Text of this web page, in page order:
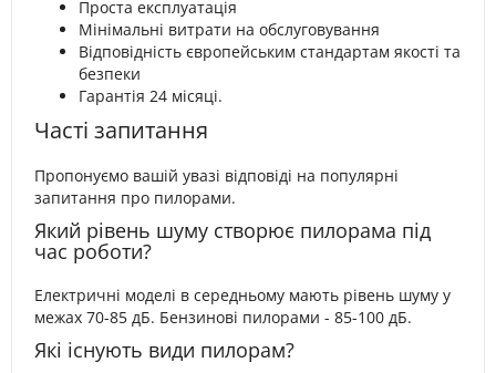
Проста експлуатація
Мінімальні витрати на обслуговування
Відповідність європейським стандартам якості та
безпеки
Гарантія 24 місяці.
Часті запитання
Пропонуємо вашій увазі відповіді на популярні
запитання про пилорами.
Який рівень шуму створює пилорама під
час роботи?
Електричні моделі в середньому мають рівень шуму у
межах 70-85 дБ. Бензинові пилорами - 85-100 дБ.
Які існують види пилорам?